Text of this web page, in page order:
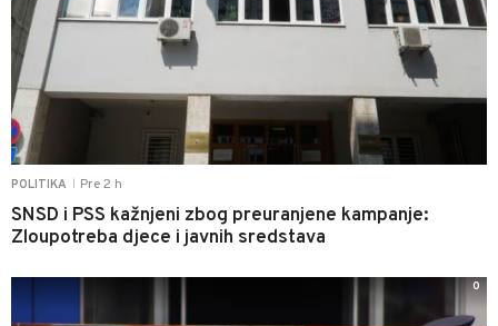
POLITIKA Pre 2 h
SNSD i PSS kažnjeni zbog preuranjene kampanje:
Zloupotreba djece i javnih sredstava
0